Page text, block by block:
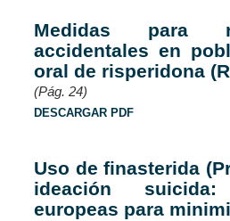
Medidas para
accidentales en
oral de risperidona
(Pág. 24)
DESCARGAR PDF
Uso de finasterida
ideación suicida:
europeas para